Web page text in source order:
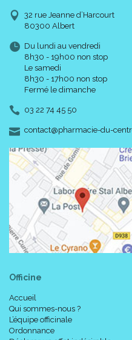
32 rue Jeanne d’Harcourt
80300 Albert
Du lundi au vendredi
8h30 - 19h00 non stop
Le samedi
8h30 - 17h00 non stop
Fermé le dimanche
03 22 74 45 50
contact-
@-
pharmacie-du-
Officine
Accueil
Qui sommes-nous ?
L’équipe officinale
Ordonnance